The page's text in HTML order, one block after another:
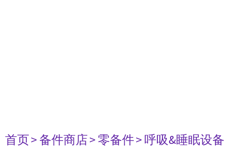
首页> 备件商店> 零备件> 呼吸&睡眠设备